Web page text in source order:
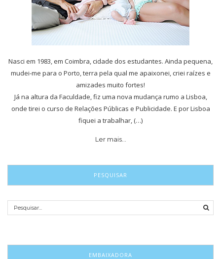
Nasci em 1983, em Coimbra, cidade dos estudantes. Ainda pequena,
mudei-me para o Porto, terra pela qual me apaixonei, criei raízes e
amizades muito fortes!
Já na altura da Faculdade, fiz uma nova mudança rumo a Lisboa,
onde tirei o curso de Relações Públicas e Publicidade. E por Lisboa
fiquei a trabalhar, (…)
Ler mais…
PESQUISAR
EMBAIXADORA